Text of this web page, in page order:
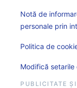
Notă de
personale prin
Politica de
Modifică
PUBLICITATE